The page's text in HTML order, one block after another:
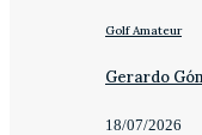
Golf Amateur
Gerardo
18/07/2026